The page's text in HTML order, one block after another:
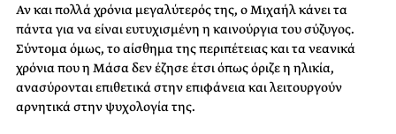
Αν και πολλά χρόνια μεγαλύτερός της, ο Μιχαήλ κάνει τα
πάντα για να είναι ευτυχισμένη η καινούργια του σύζυγος.
Σύντομα όμως, το αίσθημα της περιπέτειας και τα νεανικά
χρόνια που η Μάσα δεν έζησε έτσι όπως όριζε η ηλικία,
ανασύρονται επιθετικά στην επιφάνεια και λειτουργούν
αρνητικά στην ψυχολογία της.